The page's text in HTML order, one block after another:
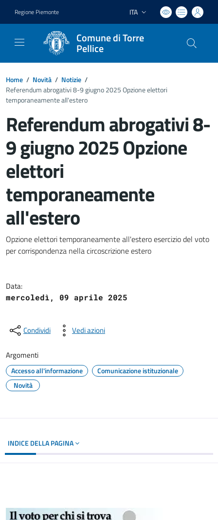
Regione Piemonte Lingua attiva:
ITA
Comune di Torre
Pellice
Home / Novità / Notizie /
Referendum abrogativi 8-9 giugno 2025 Opzione elettori
temporaneamente all'estero
Referendum abrogativi 8-
9 giugno 2025 Opzione
elettori
temporaneamente
all'estero
Dettagli del documento
Opzione elettori temporaneamente all'estero esercizio del voto
per corrispondenza nella circoscrizione estero
Data:
mercoledì, 09 aprile 2025
Condividi Vedi azioni
Argomenti
Accesso all'informazione
Comunicazione istituzionale
Novità
INDICE DELLA PAGINA